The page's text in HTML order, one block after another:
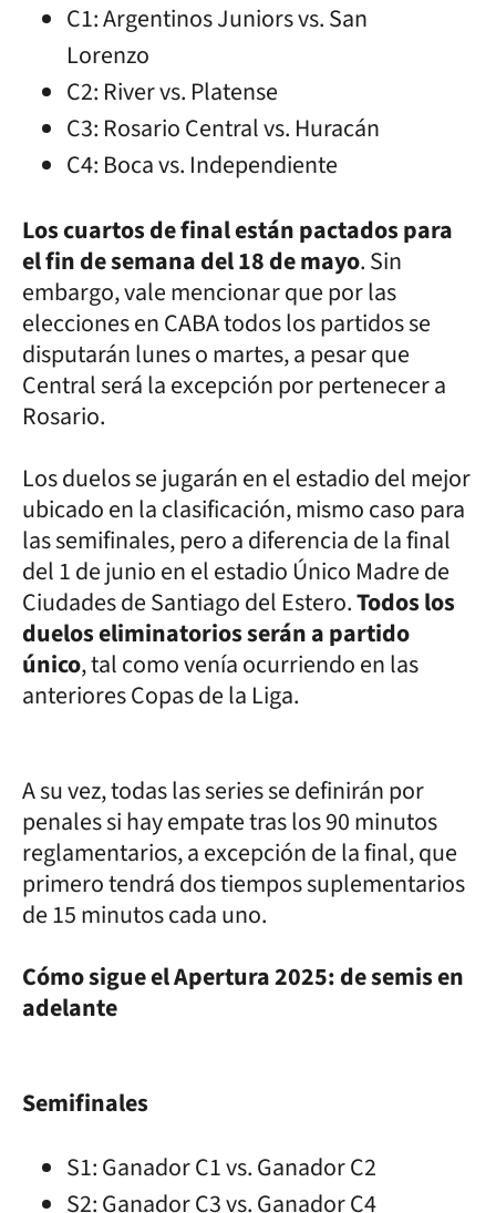
C1: Argentinos Juniors vs. San
Lorenzo
C2: River vs. Platense
C3: Rosario Central vs. Huracán
C4: Boca vs. Independiente
Los cuartos de final están pactados para
el fin de semana del 18 de mayo. Sin
embargo, vale mencionar que por las
elecciones en CABA todos los partidos se
disputarán lunes o martes, a pesar que
Central será la excepción por pertenecer a
Rosario.
Los duelos se jugarán en el estadio del mejor
ubicado en la clasificación, mismo caso para
las semifinales, pero a diferencia de la final
del 1 de junio en el estadio Único Madre de
Ciudades de Santiago del Estero.Todos los
duelos eliminatorios serán a partido
único, tal como venía ocurriendo en las
anteriores Copas de la Liga.
A su vez, todas las series se definirán por
penales si hay empate tras los 90 minutos
reglamentarios, a excepción de la final, que
primero tendrá dos tiempos suplementarios
de 15 minutos cada uno.
Cómo sigue el Apertura 2025: de semis en
adelante
Semifinales
S1: Ganador C1 vs. Ganador C2
S2: Ganador C3 vs. Ganador C4